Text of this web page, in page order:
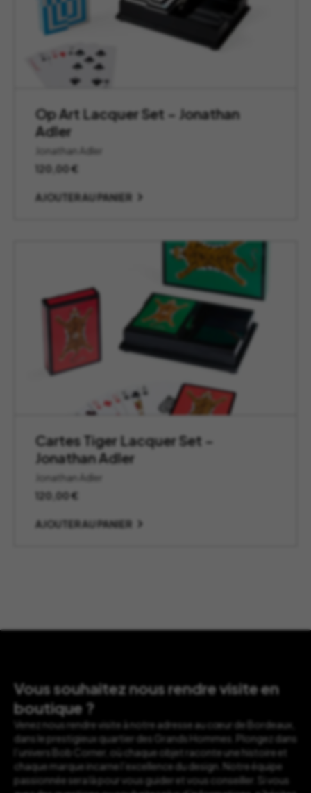
Op Art Lacquer Set – Jonathan
Adler
Jonathan Adler
120,00€
AJOUTER AU PANIER
Cartes Tiger Lacquer Set –
Jonathan Adler
Jonathan Adler
120,00€
AJOUTER AU PANIER
Vous souhaitez nous rendre visite en
boutique ?
Venez nous rendre visite à notre adresse au cœur de Bordeaux,
dans le prestigieux quartier des Grands Hommes. Plongez dans
l’univers Bob Corner, où chaque objet raconte une histoire et
chaque marque incarne l’excellence du design. Notre équipe
passionnée sera là pour vous guider et vous conseiller. Si vous